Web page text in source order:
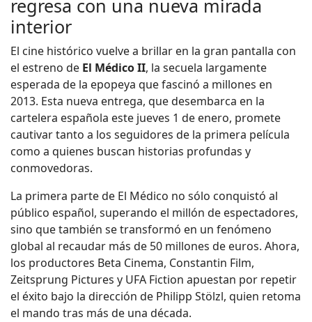
regresa con una nueva mirada
interior
El cine histórico vuelve a brillar en la gran pantalla con
el estreno de El Médico II, la secuela largamente
esperada de la epopeya que fascinó a millones en
2013. Esta nueva entrega, que desembarca en la
cartelera española este jueves 1 de enero, promete
cautivar tanto a los seguidores de la primera película
como a quienes buscan historias profundas y
conmovedoras.
La primera parte de El Médico no sólo conquistó al
público español, superando el millón de espectadores,
sino que también se transformó en un fenómeno
global al recaudar más de 50 millones de euros. Ahora,
los productores Beta Cinema, Constantin Film,
Zeitsprung Pictures y UFA Fiction apuestan por repetir
el éxito bajo la dirección de Philipp Stölzl, quien retoma
el mando tras más de una década.